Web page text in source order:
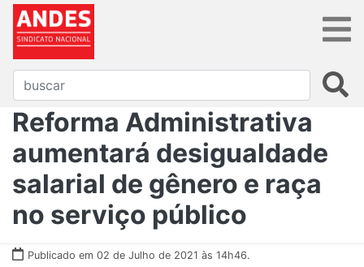
Reforma Administrativa
aumentará desigualdade
salarial de gênero e raça
no serviço público
Publicado em 02 de Julho de 2021 às 14h46.